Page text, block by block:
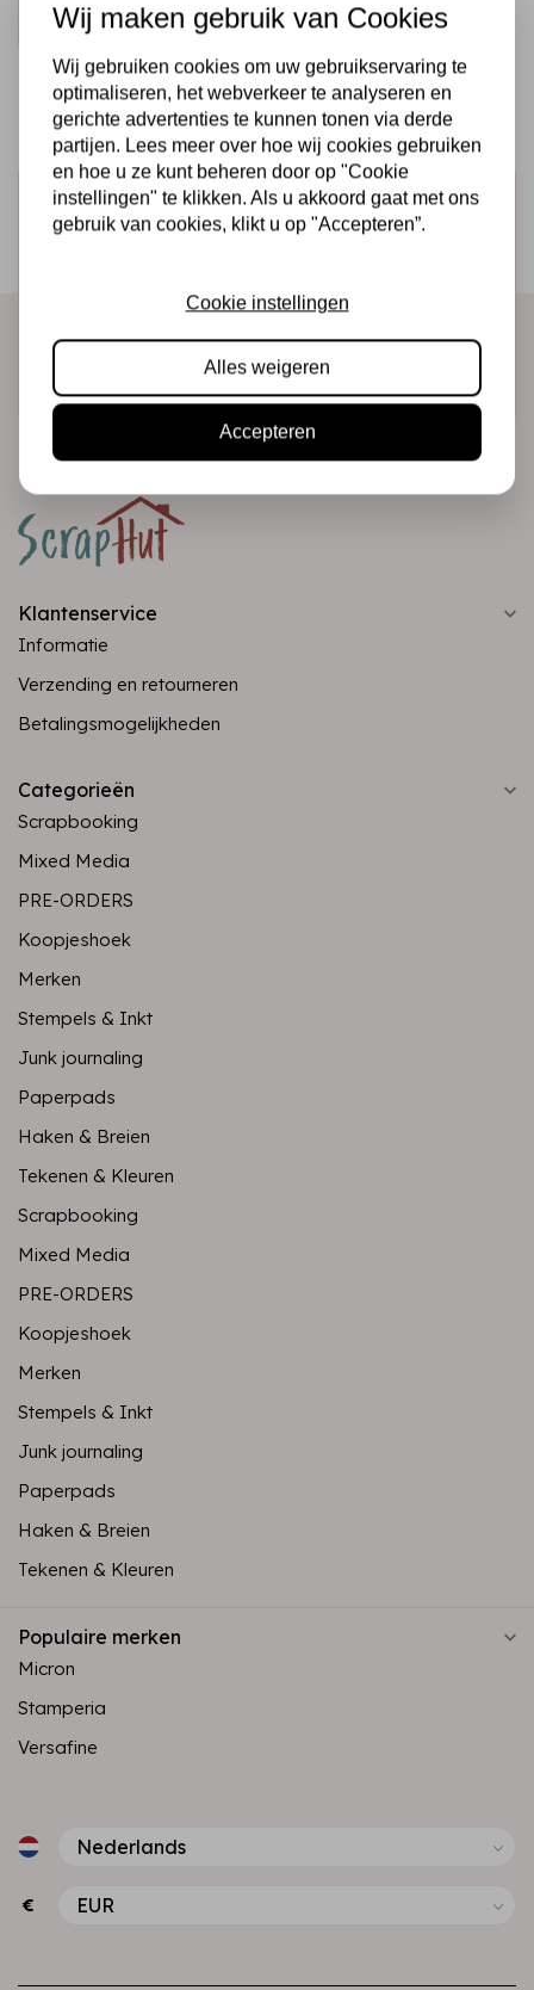
Snel toevoegen
Schrijf je in voor de nieuwsbrief
Ontvang als eerste onze actie en nieuwe producten
Klantenservice
Informatie
Verzending en retourneren
Betalingsmogelijkheden
Categorieën
Scrapbooking
Mixed Media
PRE-ORDERS
Koopjeshoek
Merken
Stempels & Inkt
Junk journaling
Paperpads
Haken & Breien
Tekenen & Kleuren
Scrapbooking
Mixed Media
PRE-ORDERS
Koopjeshoek
Merken
Stempels & Inkt
Junk journaling
Paperpads
Haken & Breien
Tekenen & Kleuren
Populaire merken
Micron
Stamperia
Versafine
€
Wij maken gebruik van Cookies
Wij gebruiken cookies om uw gebruikservaring te
optimaliseren, het webverkeer te analyseren en
gerichte advertenties te kunnen tonen via derde
partijen. Lees meer over hoe wij cookies gebruiken
en hoe u ze kunt beheren door op "Cookie
instellingen" te klikken. Als u akkoord gaat met ons
gebruik van cookies, klikt u op "Accepteren”.
Cookie instellingen
Alles weigeren
Accepteren